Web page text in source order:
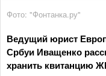
Фото: "Фонтанка.ру"
Ведущий юрист
Србуи Иващенко
хранить квитанцию